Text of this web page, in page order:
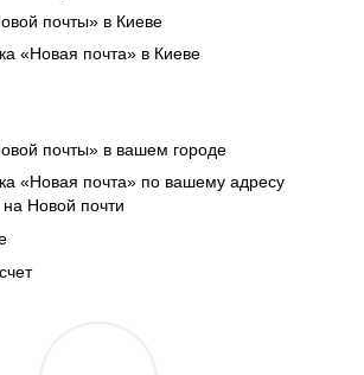
почты» в Киеве
«Новая почта» в Киеве
почты» в вашем городе
«Новая почта» по вашему адресу
Новой почти